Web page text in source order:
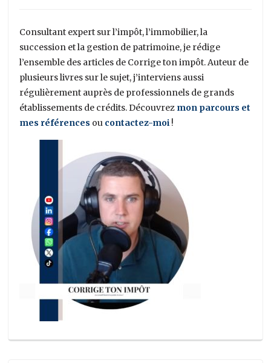
Consultant expert sur l’impôt, l’immobilier, la
succession et la gestion de patrimoine, je rédige
l’ensemble des articles de Corrige ton impôt. Auteur de
plusieurs livres sur le sujet, j’interviens aussi
régulièrement auprès de professionnels de grands
établissements de crédits. Découvrez mon parcours et
mes références ou contactez-moi !